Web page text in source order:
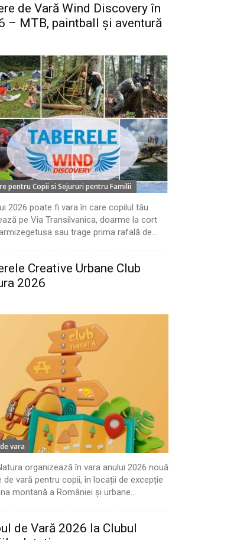
de Vară Wind Discovery în
– MTB, paintball și aventură
pentru Copii si Sejururi pentru Familii
2026 poate fi vara în care copilul tău
pe Via Transilvanica, doarme la cort
sau trage prima rafală de...
Creative Urbane Club
2026
vara
organizează în vara anului 2026 nouă
de vară pentru copii, în locații de excepție
montană a României și urbane...
de Vară 2026 la Clubul